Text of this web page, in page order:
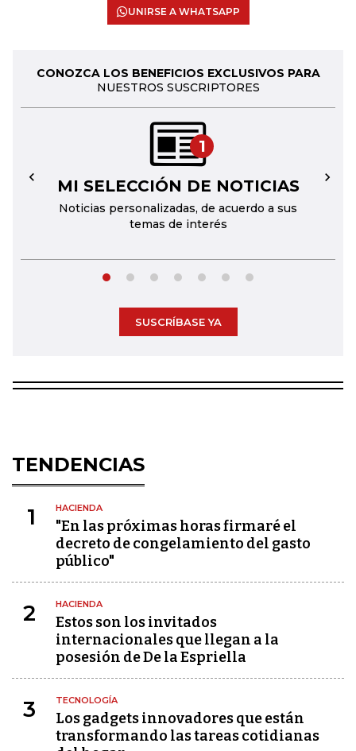
UNIRSE A WHATSAPP
CONOZCA LOS BENEFICIOS EXCLUSIVOS PARA
NUESTROS SUSCRIPTORES
1
MI SELECCIÓN DE NOTICIAS
Noticias personalizadas, de acuerdo a sus
temas de interés
← →
SUSCRÍBASE YA
TENDENCIAS
1 HACIENDA
"En las próximas horas firmaré el
decreto de congelamiento del gasto
público"
2 HACIENDA
Estos son los invitados
internacionales que llegan a la
posesión de De la Espriella
3 TECNOLOGÍA
Los gadgets innovadores que están
transformando las tareas cotidianas